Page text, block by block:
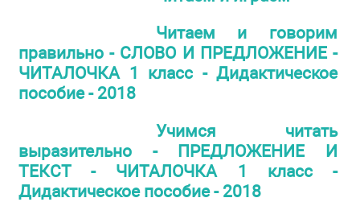
Читаем и говорим
правильно - СЛОВО И ПРЕДЛОЖЕНИЕ -
ЧИТАЛОЧКА 1 класс - Дидактическое
пособие - 2018
Учимся читать
выразительно - ПРЕДЛОЖЕНИЕ И
ТЕКСТ - ЧИТАЛОЧКА 1 класс -
Дидактическое пособие - 2018